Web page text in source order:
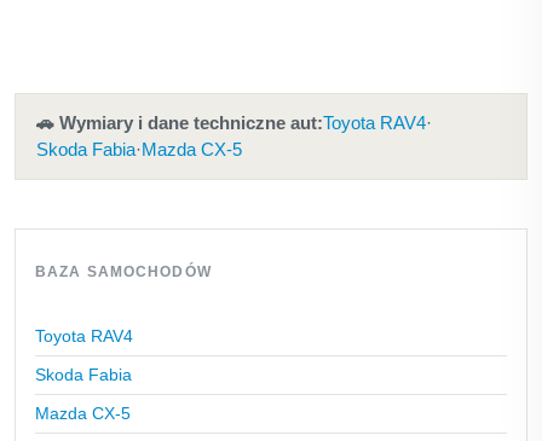
🚗 Wymiary i dane techniczne aut:Toyota RAV4·
Skoda Fabia·Mazda CX-5
BAZA SAMOCHODÓW
Toyota RAV4
Skoda Fabia
Mazda CX-5